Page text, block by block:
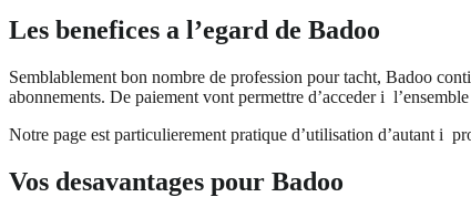
Les benefices a l’egard de Badoo
Semblablement bon nombre de profession pour tacht, Badoo
abonnements. De paiement vont permettre d’acceder i l’ensemble
Notre page est particulierement pratique d’utilisation d’autant i
Vos desavantages pour Badoo